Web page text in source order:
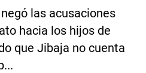
las acusaciones
hacia los hijos de
que Jibaja no cuenta